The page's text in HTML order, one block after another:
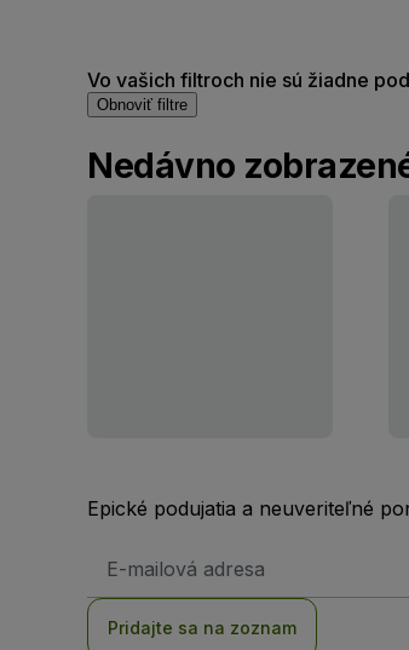
Vo vašich filtroch nie sú žiadne
Obnoviť filtre
Nedávno
Epické podujatia a neuveriteľné
mailová
Pridajte sa na zoznam